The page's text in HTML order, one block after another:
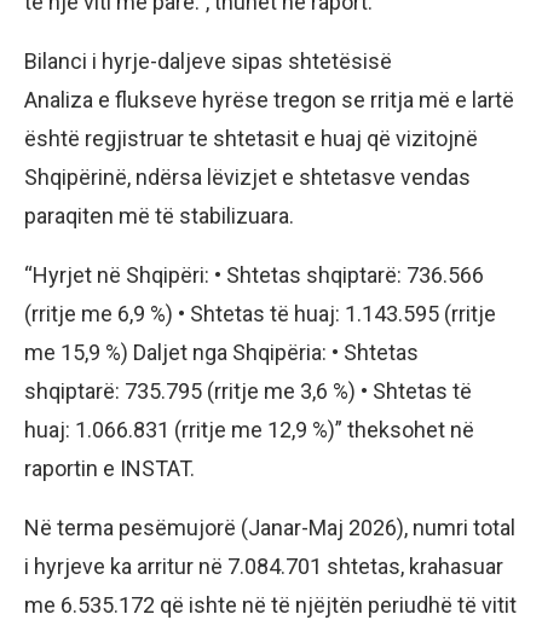
Bilanci i hyrje-daljeve sipas shtetësisë
Analiza e flukseve hyrëse tregon se rritja më e lartë
është regjistruar te shtetasit e huaj që vizitojnë
Shqipërinë, ndërsa lëvizjet e shtetasve vendas
paraqiten më të stabilizuara.
“Hyrjet në Shqipëri: • Shtetas shqiptarë: 736.566
(rritje me 6,9 %) • Shtetas të huaj: 1.143.595 (rritje
me 15,9 %) Daljet nga Shqipëria: • Shtetas
shqiptarë: 735.795 (rritje me 3,6 %) • Shtetas të
huaj: 1.066.831 (rritje me 12,9 %)” theksohet në
raportin e INSTAT.
Në terma pesëmujorë (Janar-Maj 2026), numri total
i hyrjeve ka arritur në 7.084.701 shtetas, krahasuar
me 6.535.172 që ishte në të njëjtën periudhë të vitit